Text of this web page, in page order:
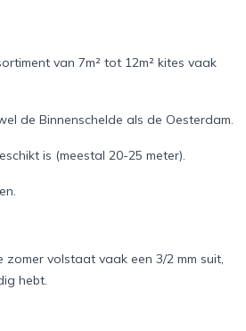
van 7m² tot 12m² kites vaak
de Binnenschelde als de Oesterdam.
is (meestal 20-25 meter).
volstaat vaak een 3/2 mm suit,
hebt.